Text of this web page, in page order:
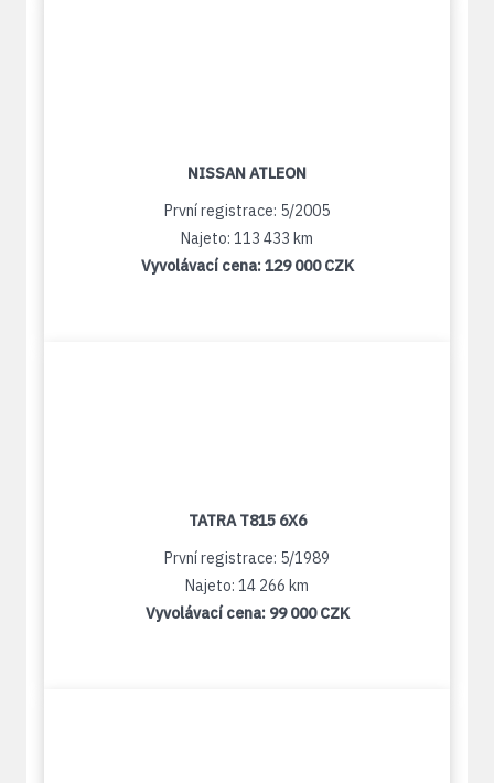
NISSAN ATLEON
První registrace: 5/2005
Najeto: 113 433 km
Vyvolávací cena:129 000 CZK
TATRA T815 6X6
První registrace: 5/1989
Najeto: 14 266 km
Vyvolávací cena: 99 000 CZK